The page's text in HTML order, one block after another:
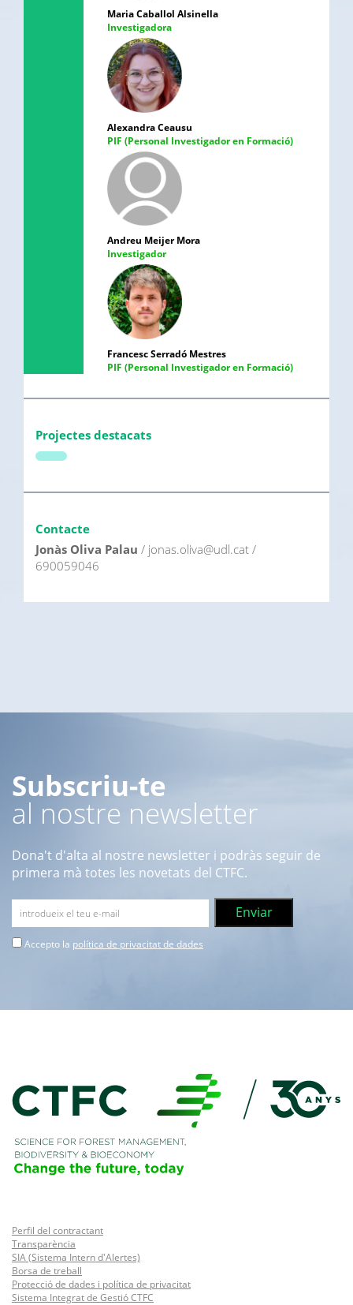
Maria Caballol Alsinella
Investigadora
Alexandra Ceausu
PIF (Personal Investigador en Formació)
Andreu Meijer Mora
Investigador
Francesc Serradó Mestres
PIF (Personal Investigador en Formació)
Projectes destacats
Contacte
Jonàs Oliva Palau / jonas.oliva@udl.cat /
690059046
Subscriu-te
al nostre newsletter
Dona't d'alta al nostre newsletter i podràs seguir de
primera mà totes les novetats del CTFC.
Accepto la política de privacitat de dades
Perfil del contractant
Transparència
SIA (Sistema Intern d'Alertes)
Borsa de treball
Protecció de dades i política de privacitat
Sistema Integrat de Gestió CTFC